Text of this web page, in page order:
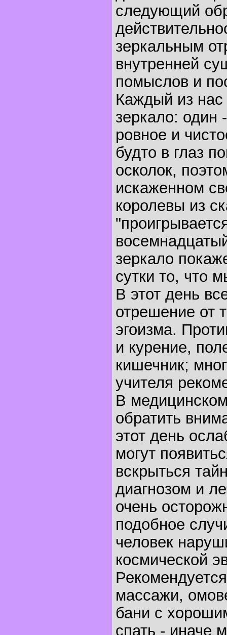
следующий
зеркальным
внутренней
помыслов и
Каждый из нас
зеркало: один
ровное и
будто в глаз
осколок,
искаженном
королевы из
зеркало
сутки то, что
В этот день
отрешение от
эгоизма.
и курение,
кишечник;
учителя
В
обратить
этот день
могут
вскрыться
диагнозом и
очень
подобное
человек
космической
массажи,
бани с
спать - иначе